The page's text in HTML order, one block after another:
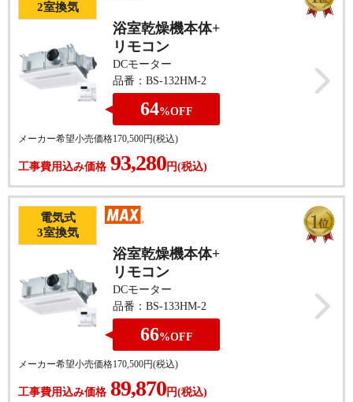
2室換気
浴室乾燥機本体+
リモコン
DCモーター
品番：BS-132HM-2
64%OFF
メーカー希望小売価格170,500円(税込)
工事費用込み価格 93,280 円(税込)
電気式
3室換気
浴室乾燥機本体+
リモコン
DCモーター
品番：BS-133HM-2
66%OFF
メーカー希望小売価格170,500円(税込)
工事費用込み価格 89,870 円(税込)